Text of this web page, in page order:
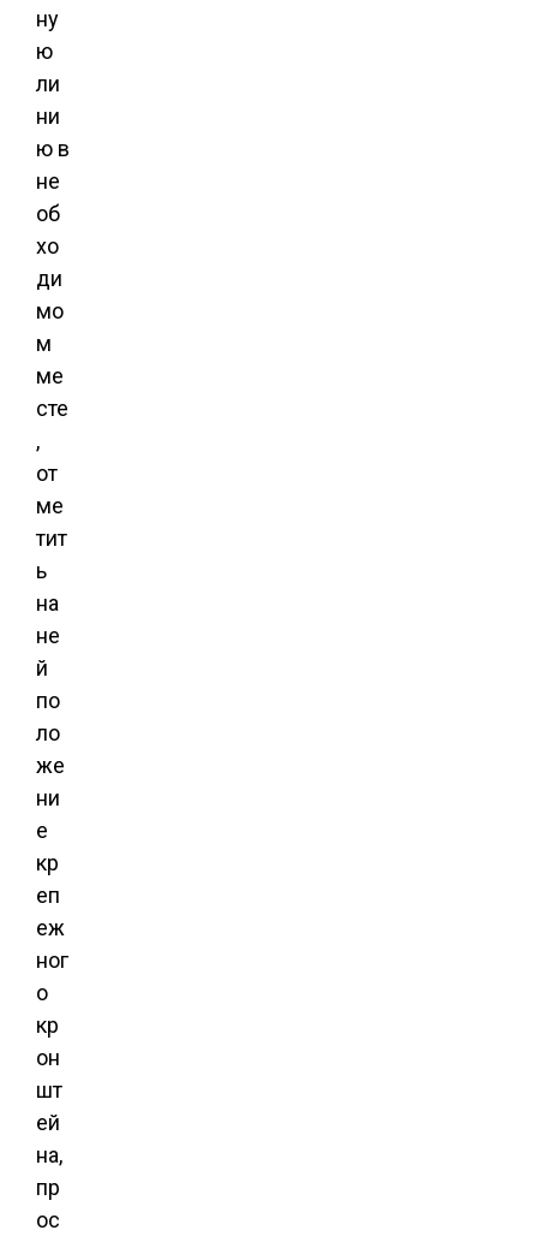
ну
ю
ли
ни
ю в
не
об
хо
ди
мо
м
ме
сте
,
от
ме
тит
ь
на
не
й
по
ло
же
ни
е
кр
еп
еж
ног
о
кр
он
шт
ей
на,
пр
ос